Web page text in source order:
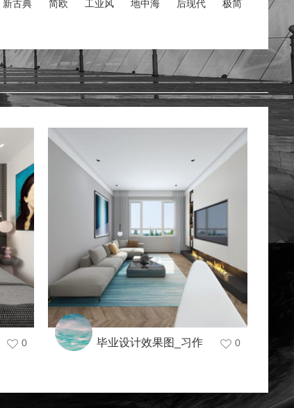
新古典 简欧 工业风 地中海 后现代 极简
0 毕业设计效果图_习作 0